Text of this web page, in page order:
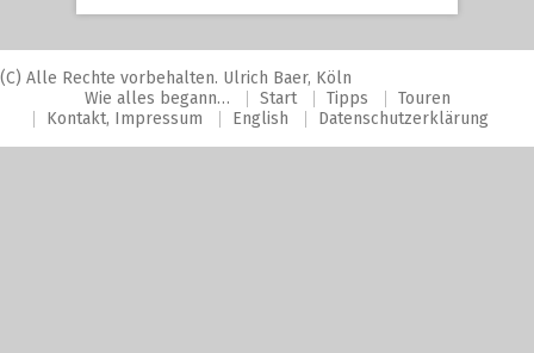
(C) Alle Rechte vorbehalten. Ulrich Baer, Köln
Wie alles begann…
Start Tipps
Touren
Kontakt, Impressum
English Datenschutzerklärung